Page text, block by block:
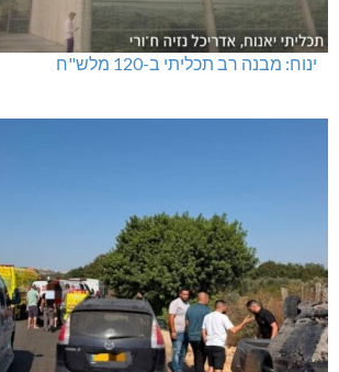
ינוח: מבנה רב תכליתי ב-120 מלש"ח